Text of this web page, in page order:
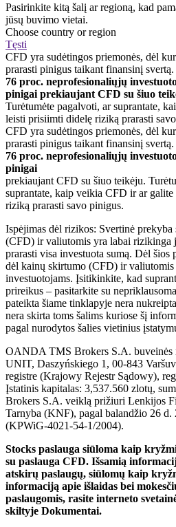
Pasirinkite kitą šalį ar regioną, kad
jūsų buvimo vietai.
Choose country or region
Tęsti
CFD yra sudėtingos priemonės, dėl
prarasti pinigus taikant finansinį svertą.
76 proc. neprofesionaliųjų
pinigai prekiaujant CFD su šiuo
Turėtumėte pagalvoti, ar suprantate,
leisti prisiimti didelę riziką prarasti
CFD yra sudėtingos priemonės, dėl
prarasti pinigus taikant finansinį svertą.
76 proc. neprofesionaliųjų
pinigai
prekiaujant CFD su šiuo teikėju.
suprantate, kaip veikia CFD ir ar
riziką prarasti savo pinigus.
Ispėjimas dėl rizikos: Svertinė
(CFD) ir valiutomis yra labai rizikinga
prarasti visa investuota sumą. Dėl šios
dėl kainų skirtumo (CFD) ir
investuotojams. Įsitikinkite, kad
prireikus – pasitarkite su
pateikta šiame tinklapyje nera
nera skirta toms šalims kuriose šį
pagal nurodytos šalies vietinius
OANDA TMS Brokers S.A. buveinės
UNIT, Daszyńskiego 1, 00-843
registre (Krajowy Rejestr Sądowy),
Įstatinis kapitalas: 3,537.560 zlotų,
Brokers S.A. veiklą prižiuri Lenkijos
Tarnyba (KNF), pagal balandžio 26 d.
(KPWiG-4021-54-1/2004).
Stocks paslauga siūloma kaip
su paslauga CFD. Išsamią
atskirų paslaugų, siūlomų kaip
informaciją apie išlaidas bei
paslaugomis, rasite interneto
skiltyje Dokumentai.